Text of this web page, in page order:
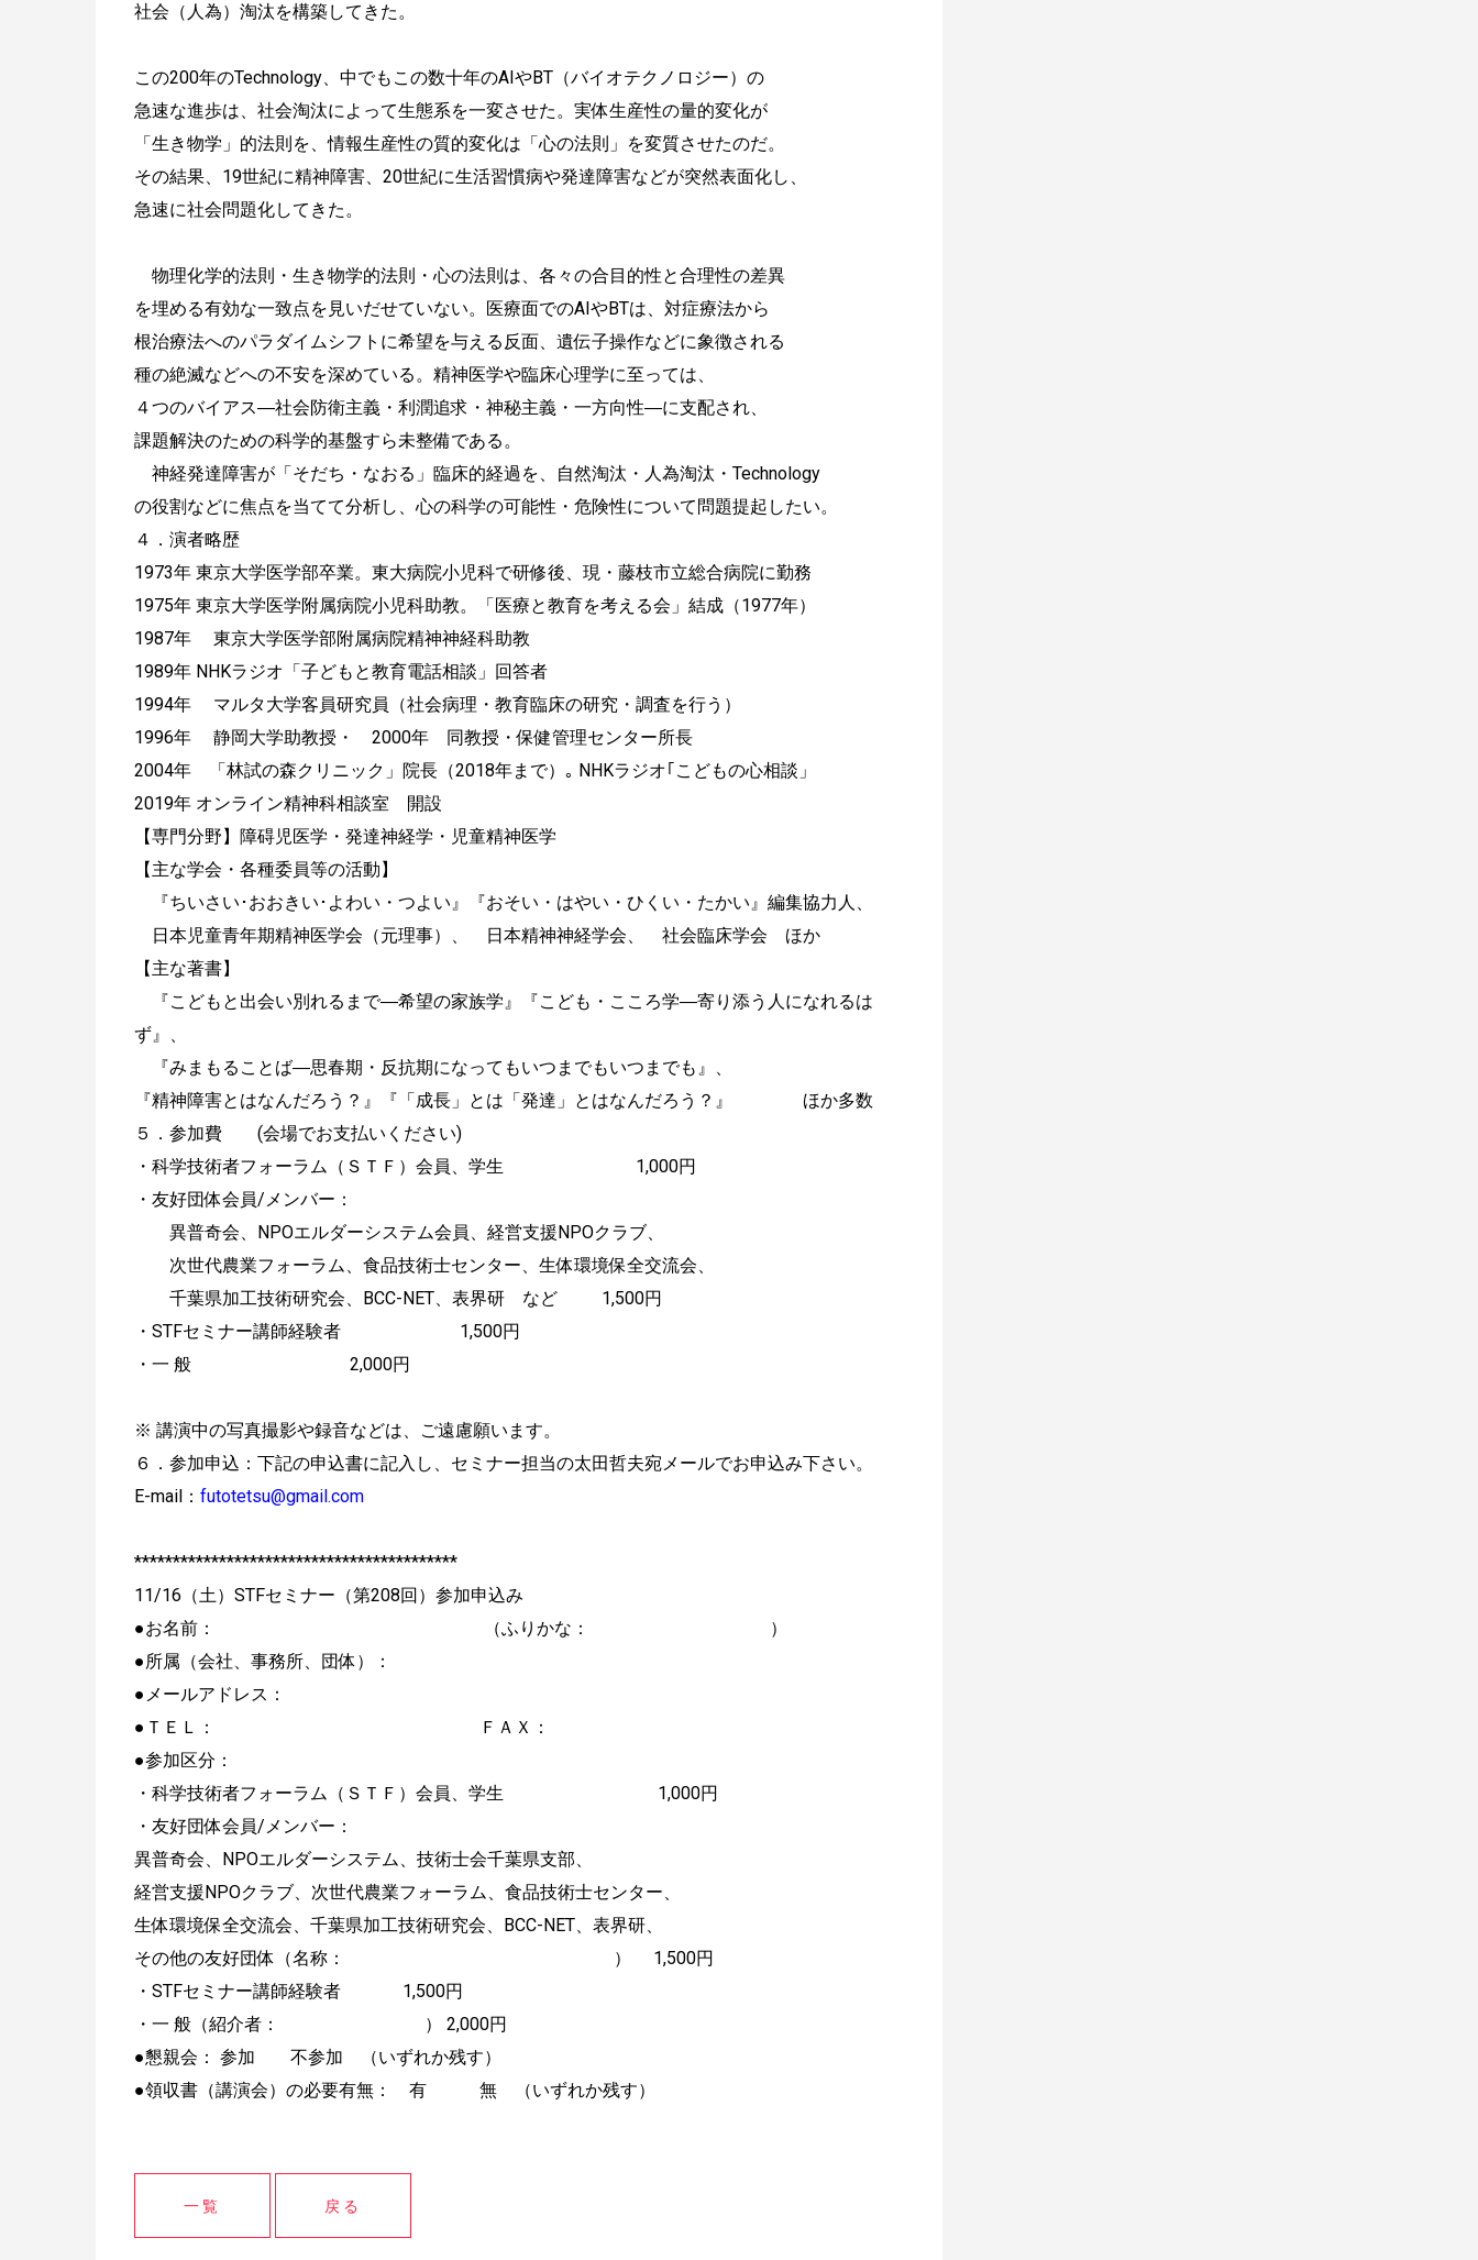
社会（人為）淘汰を構築してきた。
この200年のTechnology、中でもこの数十年のAIやBT（バイオテクノロジー）の
急速な進歩は、社会淘汰によって生態系を一変させた。実体生産性の量的変化が
「生き物学」的法則を、情報生産性の質的変化は「心の法則」を変質させたのだ。
その結果、19世紀に精神障害、20世紀に生活習慣病や発達障害などが突然表面化し、
急速に社会問題化してきた。
物理化学的法則・生き物学的法則・心の法則は、各々の合目的性と合理性の差異
を埋める有効な一致点を見いだせていない。医療面でのAIやBTは、対症療法から
根治療法へのパラダイムシフトに希望を与える反面、遺伝子操作などに象徴される
種の絶滅などへの不安を深めている。精神医学や臨床心理学に至っては、
４つのバイアス―社会防衛主義・利潤追求・神秘主義・一方向性―に支配され、
課題解決のための科学的基盤すら未整備である。
神経発達障害が「そだち・なおる」臨床的経過を、自然淘汰・人為淘汰・Technology
の役割などに焦点を当てて分析し、心の科学の可能性・危険性について問題提起したい。
４．演者略歴
1973年 東京大学医学部卒業。東大病院小児科で研修後、現・藤枝市立総合病院に勤務
1975年 東京大学医学附属病院小児科助教。「医療と教育を考える会」結成（1977年）
1987年 東京大学医学部附属病院精神神経科助教
1989年 NHKラジオ「子どもと教育電話相談」回答者
1994年 マルタ大学客員研究員（社会病理・教育臨床の研究・調査を行う）
1996年 静岡大学助教授・ 2000年 同教授・保健管理センター所長
2004年 「林試の森クリニック」院長（2018年まで）｡ NHKラジオ｢こどもの心相談」
2019年 オンライン精神科相談室 開設
【専門分野】障碍児医学・発達神経学・児童精神医学
【主な学会・各種委員等の活動】
『ちいさい･おおきい･よわい・つよい』『おそい・はやい・ひくい・たかい』編集協力人、
日本児童青年期精神医学会（元理事）、 日本精神神経学会、 社会臨床学会 ほか
【主な著書】
『こどもと出会い別れるまで―希望の家族学』『こども・こころ学―寄り添う人になれるは
ず』、
『みまもることば―思春期・反抗期になってもいつまでもいつまでも』、
『精神障害とはなんだろう？』『「成長」とは「発達」とはなんだろう？』 ほか多数
５．参加費 (会場でお支払いください)
・科学技術者フォーラム（ＳＴＦ）会員、学生 1,000円
・友好団体会員/メンバー：
異普奇会、NPOエルダーシステム会員、経営支援NPOクラブ、
次世代農業フォーラム、食品技術士センター、生体環境保全交流会、
千葉県加工技術研究会、BCC-NET、表界研 など 1,500円
・STFセミナー講師経験者 1,500円
・一 般 2,000円
※ 講演中の写真撮影や録音などは、ご遠慮願います。
６．参加申込：下記の申込書に記入し、セミナー担当の太田哲夫宛メールでお申込み下さい。
E-mail： futotetsu@gmail.com
******************************************
11/16（土）STFセミナー（第208回）参加申込み
●お名前： （ふりかな： ）
●所属（会社、事務所、団体）：
●メールアドレス：
●ＴＥＬ： ＦＡＸ：
●参加区分：
・科学技術者フォーラム（ＳＴＦ）会員、学生 1,000円
・友好団体会員/メンバー：
異普奇会、NPOエルダーシステム、技術士会千葉県支部、
経営支援NPOクラブ、次世代農業フォーラム、食品技術士センター、
生体環境保全交流会、千葉県加工技術研究会、BCC-NET、表界研、
その他の友好団体（名称： ） 1,500円
・STFセミナー講師経験者 1,500円
・一 般（紹介者： ） 2,000円
●懇親会： 参加 不参加 （いずれか残す）
●領収書（講演会）の必要有無： 有 無 （いずれか残す）
一覧 戻る